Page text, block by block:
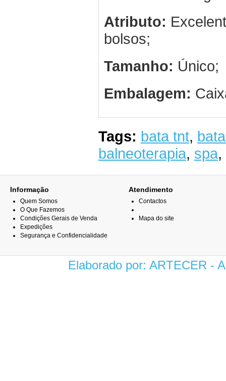
Atributo:
bolsos;
Tamanho: Único;
Embalagem:
Tags: bata tnt,
balneoterapia, spa,
Informação
Quem Somos
O Que Fazemos
Condições Gerais de Venda
Expedições
Segurança e Confidencialidade
Atendimento
Contactos
Mapa do site
Elaborado por: ARTECER -